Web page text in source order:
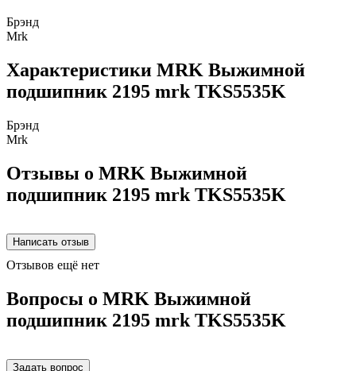
Брэнд
Mrk
Характеристики MRK Выжимной
подшипник 2195 mrk TKS5535K
Брэнд
Mrk
Отзывы о MRK Выжимной
подшипник 2195 mrk TKS5535K
Отзывов ещё нет
Вопросы о MRK Выжимной
подшипник 2195 mrk TKS5535K